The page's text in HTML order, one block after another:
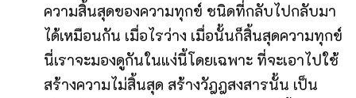
ความสิ้นสุดของความทุกข์ ชนิดที่กลับไปกลับมา
ได้เหมือนกัน เมื่อไรว่าง เมื่อนั้นก็สิ้นสุดความทุกข์
นี่เราจะมองดูกันในแง่นี้โดยเฉพาะ ที่จะเอาไปใช้
สร้างความไม่สิ้นสุด สร้างวัฎฎสงสารนั้น เป็น